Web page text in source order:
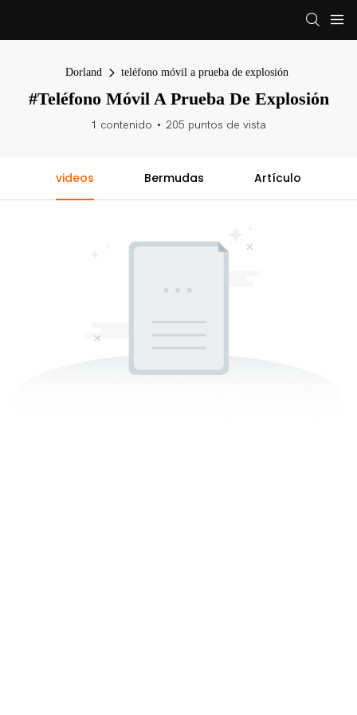
Dorland teléfono móvil a prueba de explosión
#teléfono Móvil A Prueba De Explosión
1 contenido 205 puntos de vista
videos Bermudas Artículo